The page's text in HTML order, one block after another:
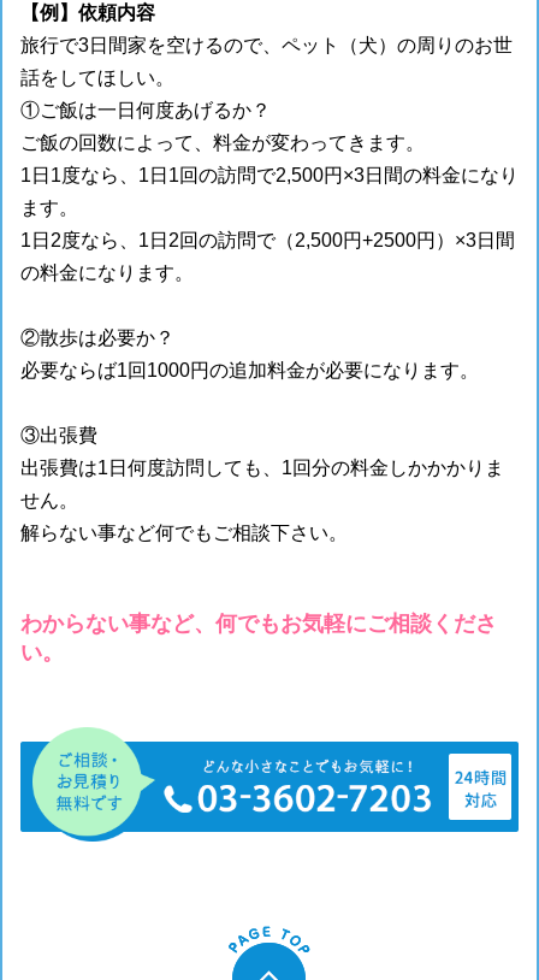
【例】依頼内容
旅行で3日間家を空けるので、ペット（犬）の周りのお世
話をしてほしい。
①ご飯は一日何度あげるか？
ご飯の回数によって、料金が変わってきます。
1日1度なら、1日1回の訪問で2,500円×3日間の料金になり
ます。
1日2度なら、1日2回の訪問で（2,500円+2500円）×3日間
の料金になります。
②散歩は必要か？
必要ならば1回1000円の追加料金が必要になります。
③出張費
出張費は1日何度訪問しても、1回分の料金しかかかりま
せん。
解らない事など何でもご相談下さい。
わからない事など、何でもお気軽にご相談くださ
い。